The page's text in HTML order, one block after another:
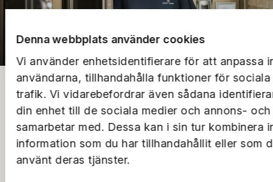
Denna webbplats använder cookies
Vi använder enhetsidentifierare för att anpassa
användarna, tillhandahålla funktioner för
trafik. Vi vidarebefordrar även sådana
din enhet till de sociala medier och annons-
samarbetar med. Dessa kan i sin tur kombinera
information som du har tillhandahållit eller som
använt deras tjänster.
Bostad
Logga in
Sök bostad
Boendeappen
Frågor & svar
Lokal
Lediga lokaler
Lokalsamtalet
Parkering
Lediga parkeringar
Utveckling